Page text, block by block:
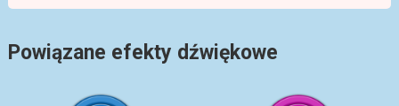
Powiązane efekty dźwiękowe